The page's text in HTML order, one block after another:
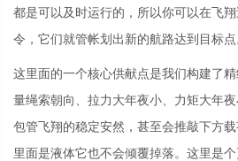
都是可以及时运行的，所以你可以在飞
令，它们就管帐划出新的航路达到目标点
这里面的一个核心供献点是我们构建了
量绳索朝向、拉力大年夜小、力矩大年
包管飞翔的稳定安然，甚至会推敲下方
里面是液体它也不会倾覆掉落。这里是